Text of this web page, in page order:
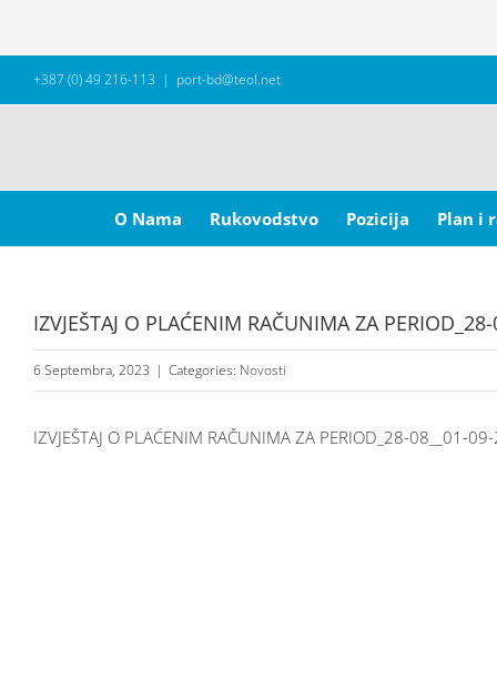
+387 (0) 49 216-113 | port-bd@teol.net
for:
O Nama
Rukovodstvo Pozicija Plan i
IZVJEŠTAJ O PLAĆENIM RAČUNIMA ZA
6 Septembra, 2023 | Categories: Novosti
IZVJEŠTAJ O PLAĆENIM RAČUNIMA ZA PERIOD_28-08__01-